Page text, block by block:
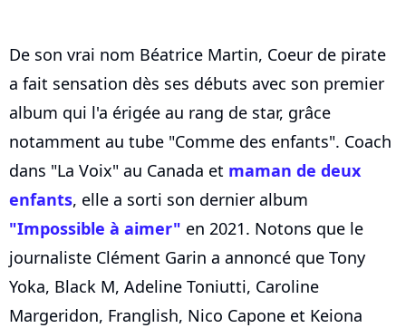
De son vrai nom Béatrice Martin, Coeur de pirate
a fait sensation dès ses débuts avec son premier
album qui l'a érigée au rang de star, grâce
notamment au tube "Comme des enfants". Coach
dans "La Voix" au Canada et maman de deux
enfants, elle a sorti son dernier album
"Impossible à aimer" en 2021. Notons que le
journaliste Clément Garin a annoncé que Tony
Yoka, Black M, Adeline Toniutti, Caroline
Margeridon, Franglish, Nico Capone et Keiona